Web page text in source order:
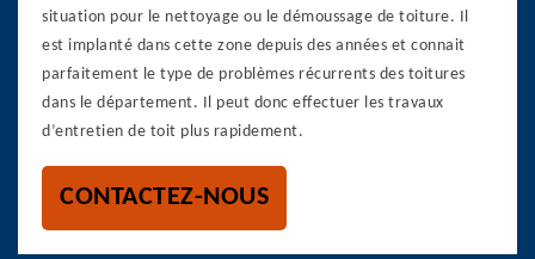
situation pour le nettoyage ou le démoussage de toiture. Il
est implanté dans cette zone depuis des années et connait
parfaitement le type de problèmes récurrents des toitures
dans le département. Il peut donc effectuer les travaux
d’entretien de toit plus rapidement.
CONTACTEZ-NOUS